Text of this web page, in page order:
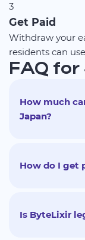
3
Get Paid
Withdraw your
residents can
FAQ
How much
Japan?
How do I get
Is ByteLixir